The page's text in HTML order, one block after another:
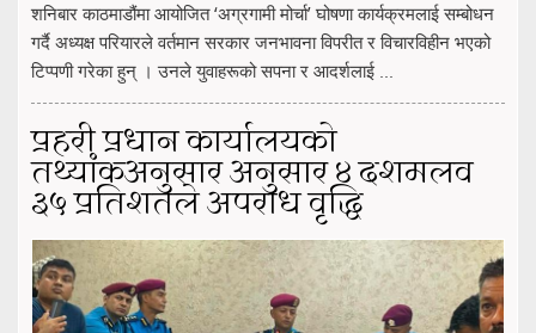
शनिबार काठमाडौंमा आयोजित ‘अग्रगामी मोर्चा’ घोषणा कार्यक्रमलाई सम्बोधन
गर्दै अध्यक्ष परियारले वर्तमान सरकार जनभावना विपरीत र विचारविहीन भएको
टिप्पणी गरेका हुन् । उनले युवाहरूको सपना र आदर्शलाई ...
प्रहरी प्रधान कार्यालयको
तथ्यांकअनुसार अनुसार ४ दशमलव
३५ प्रतिशतले अपराध वृद्धि